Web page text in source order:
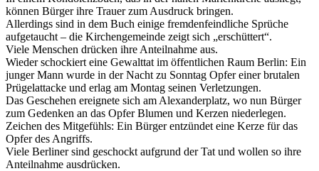
können Bürger ihre Trauer zum Ausdruck bringen.
Allerdings sind in dem Buch einige fremdenfeindliche Sprüche
aufgetaucht – die Kirchengemeinde zeigt sich „erschüttert“.
Viele Menschen drücken ihre Anteilnahme aus.
Wieder schockiert eine Gewalttat im öffentlichen Raum Berlin: Ein
junger Mann wurde in der Nacht zu Sonntag Opfer einer brutalen
Prügelattacke und erlag am Montag seinen Verletzungen.
Das Geschehen ereignete sich am Alexanderplatz, wo nun Bürger
zum Gedenken an das Opfer Blumen und Kerzen niederlegen.
Zeichen des Mitgefühls: Ein Bürger entzündet eine Kerze für das
Opfer des Angriffs.
Viele Berliner sind geschockt aufgrund der Tat und wollen so ihre
Anteilnahme ausdrücken.